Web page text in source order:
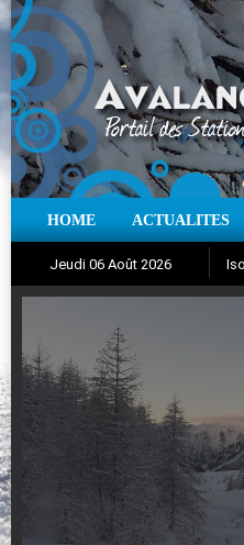
HOME ACTUALITES
Jeudi 06 Août 2026